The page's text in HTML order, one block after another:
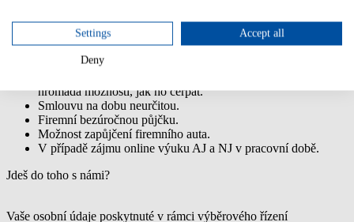
Firemní akce (vánoční večírek i pro partnery v pěkném hotelu
s přespáním, USU summit a další teambuildingy…).
Benefitní systém na bázi Cafeterie, kde je na nás, jak svůj
rozpočet utratíme od permanentek pro sportovní aktivity,
hromada možností, jak ho čerpat.
Smlouvu na dobu neurčitou.
Firemní bezúročnou půjčku.
Možnost zapůjčení firemního auta.
V případě zájmu online výuku AJ a NJ v pracovní době.
Jdeš do toho s námi?
Vaše osobní údaje poskytnuté v rámci výběrového řízení
Settings Accept all
Deny